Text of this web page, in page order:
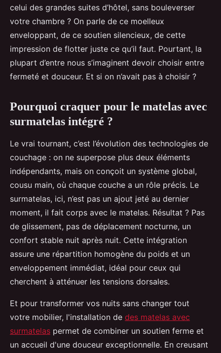
celui des grandes suites d’hôtel, sans bouleverser
votre chambre ? On parle de ce moelleux
enveloppant, de ce soutien silencieux, de cette
impression de flotter juste ce qu’il faut. Pourtant, la
plupart d’entre nous s’imaginent devoir choisir entre
fermeté et douceur. Et si on n’avait pas à choisir ?
Pourquoi craquer pour le matelas avec
surmatelas intégré ?
Le vrai tournant, c’est l’évolution des technologies de
couchage : on ne superpose plus deux éléments
indépendants, mais on conçoit un système global,
cousu main, où chaque couche a un rôle précis. Le
surmatelas, ici, n’est pas un ajout jeté au dernier
moment, il fait corps avec le matelas. Résultat ? Pas
de glissement, pas de déplacement nocturne, un
confort stable nuit après nuit. Cette intégration
assure une répartition homogène du poids et un
enveloppement immédiat, idéal pour ceux qui
cherchent à atténuer les tensions dorsales.
Et pour transformer vos nuits sans changer tout
votre mobilier, l'installation de des matelas avec
surmatelas permet de combiner un soutien ferme et
un accueil d'une douceur exceptionnelle. En creusant